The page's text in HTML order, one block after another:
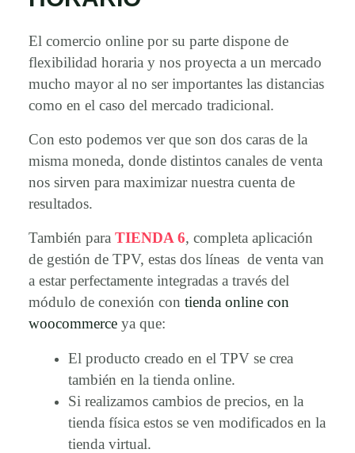
El comercio online por su parte dispone de
flexibilidad horaria y nos proyecta a un mercado
mucho mayor al no ser importantes las distancias
como en el caso del mercado tradicional.
Con esto podemos ver que son dos caras de la
misma moneda, donde distintos canales de venta
nos sirven para maximizar nuestra cuenta de
resultados.
También paraTIENDA 6, completa aplicación
de gestión de TPV, estas dos líneas de venta van
a estar perfectamente integradas a través del
módulo de conexión contienda online con
woocommerce ya que:
El producto creado en el TPV se crea
también en la tienda online.
Si realizamos cambios de precios, en la
tienda física estos se ven modificados en la
tienda virtual.